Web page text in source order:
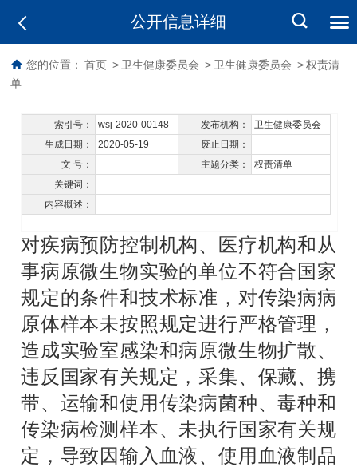
公开信息详细
您的位置： 首页 > 卫生健康委员会 > 卫生健康委员会 > 权责清
单
索引号： wsj-2020-00148 发布机构：
卫生健康委员会
生成日期：
2020-05-19
废止日期：
文 号：
主题分类：
权责清单
关键词：
内容概述：
对疾病预防控制机构、医疗机构和从
事病原微生物实验的单位不符合国家
规定的条件和技术标准，对传染病病
原体样本未按照规定进行严格管理，
造成实验室感染和病原微生物扩散、
违反国家有关规定，采集、保藏、携
带、运输和使用传染病菌种、毒种和
传染病检测样本、未执行国家有关规
定，导致因输入血液、使用血液制品